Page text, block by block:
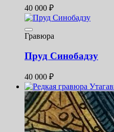
40 000 ₽
Гравюра
Пруд Синобадзу
40 000 ₽